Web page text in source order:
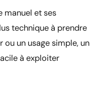
manuel et ses
technique à prendre
ou un usage simple, un
à exploiter